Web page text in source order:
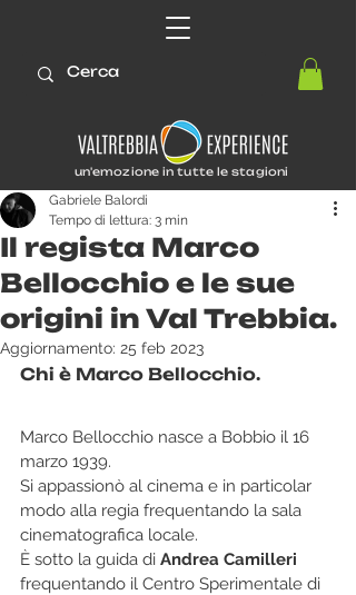
un'emozione in tutte le stagioni
Il regista Marco
Bellocchio e le sue
origini in Val Trebbia.
Gabriele Balordi
Tempo di lettura: 3 min
Aggiornamento: 25 feb 2023
Chi è Marco Bellocchio.
Marco Bellocchio nasce a Bobbio il 16
marzo 1939.
Si appassionò al cinema e in particolar
modo alla regia frequentando la sala
cinematografica locale.
È sotto la guida di Andrea Camilleri
frequentando il Centro Sperimentale di